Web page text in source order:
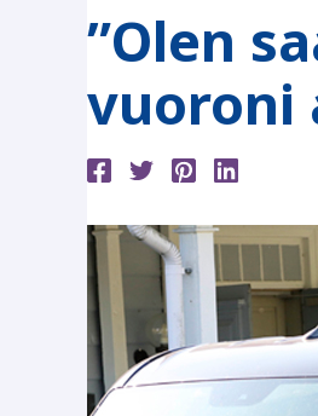
”Olen
vuoroni